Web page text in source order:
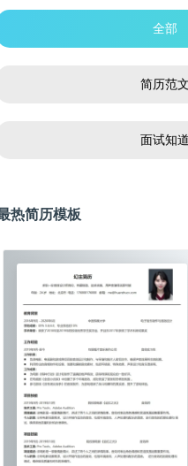
全部
简历范
面试知
热简历模板